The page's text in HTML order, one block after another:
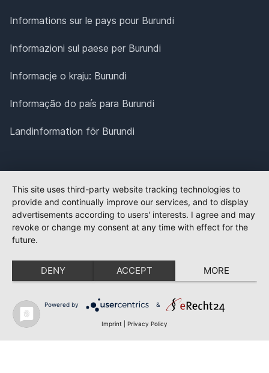
Informations sur le pays pour Burundi
Informazioni sul paese per Burundi
Informacje o kraju: Burundi
Informação do país para Burundi
Landinformation för Burundi
This site uses third-party website tracking technologies to
provide and continually improve our services, and to display
advertisements according to users' interests. I agree and may
revoke or change my consent at any time with effect for the
future.
DENY ACCEPT MORE
Powered by &
Imprint Privacy Policy